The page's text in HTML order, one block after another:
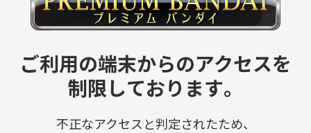
ご利用の端末からのアクセスを
制限しております。
不正なアクセスと判定されたため、